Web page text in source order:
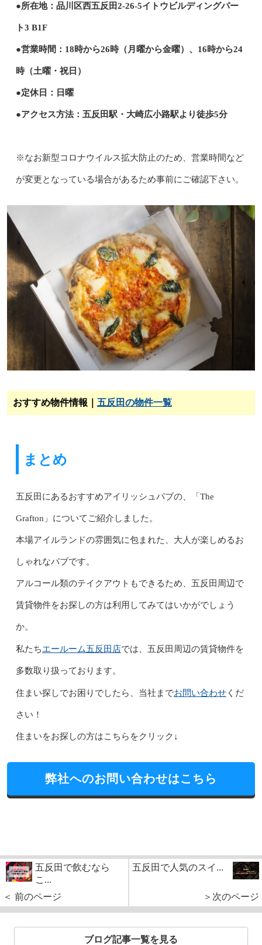
●所在地：品川区西五反田2-26-5イトウビルディングパー
ト3 B1F
●営業時間：18時から26時（月曜から金曜）、16時から24
時（土曜・祝日）
●定休日：日曜
●アクセス方法：五反田駅・大崎広小路駅より徒歩5分
※なお新型コロナウイルス拡大防止のため、営業時間など
が変更となっている場合があるため事前にご確認下さい。
おすすめ物件情報｜ 五反田の物件一覧
まとめ
五反田にあるおすすめアイリッシュパブの、「The
Grafton」についてご紹介しました。
本場アイルランドの雰囲気に包まれた、大人が楽しめるお
しゃれなパブです。
アルコール類のテイクアウトもできるため、五反田周辺で
賃貸物件をお探しの方は利用してみてはいかがでしょう
か。
私たちエールーム五反田店では、五反田周辺の賃貸物件を
多数取り扱っております。
住まい探しでお困りでしたら、当社までお問い合わせくだ
さい！
住まいをお探しの方はこちらをクリック↓
弊社へのお問い合わせはこちら
五反田で飲むなら
こ...
＜ 前のページ
五反田で人気のスイ...
＞次のページ
ブログ記事一覧を見る